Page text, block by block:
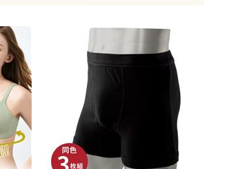
きいサイズ 事務・制服